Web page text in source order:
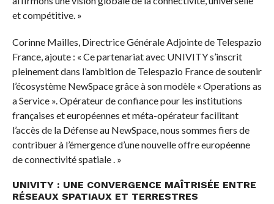
et compétitive. »
Corinne Mailles, Directrice Générale Adjointe de Telespazio
France, ajoute : « Ce partenariat avec UNIVITY s’inscrit
pleinement dans l’ambition de Telespazio France de soutenir
l’écosystème NewSpace grâce à son modèle « Operations as
a Service ». Opérateur de confiance pour les institutions
françaises et européennes et méta-opérateur facilitant
l’accès de la Défense au NewSpace, nous sommes fiers de
contribuer à l’émergence d’une nouvelle offre européenne
de connectivité spatiale . »
UNIVITY : UNE CONVERGENCE MAÎTRISÉE ENTRE
RÉSEAUX SPATIAUX ET TERRESTRES